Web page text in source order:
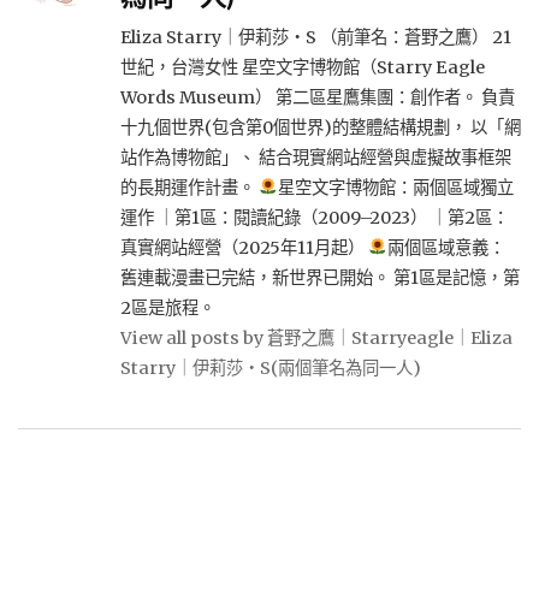
Eliza Starry｜伊莉莎・S （前筆名：蒼野之鷹） 21
世紀，台灣女性 星空文字博物館（Starry Eagle
Words Museum） 第二區星鷹集團：創作者。 負責
十九個世界(包含第0個世界)的整體結構規劃， 以「網
站作為博物館」、 結合現實網站經營與虛擬故事框架
的長期運作計畫。
星空文字博物館：兩個區域獨立
運作 ｜第1區：閱讀紀錄（2009–2023） ｜第2區：
真實網站經營（2025年11月起）
兩個區域意義：
舊連載漫畫已完結，新世界已開始。 第1區是記憶，第
2區是旅程。
View all posts by 蒼野之鷹｜Starryeagle｜Eliza
Starry｜伊莉莎・S(兩個筆名為同一人)